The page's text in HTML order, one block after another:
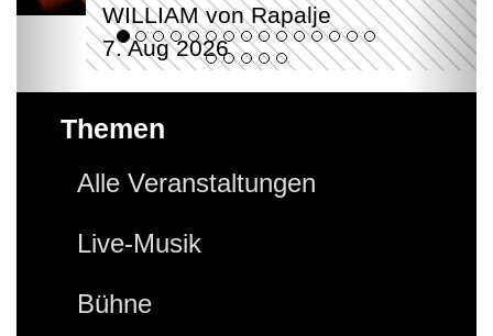
WILLIAM von Rapalje
7. Aug 2026
Themen
Alle Veranstaltungen
Live-Musik
Bühne